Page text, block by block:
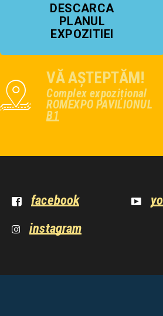
DESCARCA
PLANUL
EXPOZITIEI
VĂ AȘTEPTĂM!
Complex expozițional
ROMEXPO PAVILIONUL
B1
facebook
instagram